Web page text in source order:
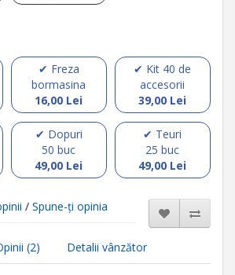
✔ Freza
bormasina
16,00 Lei
✔ Kit 40 de
accesorii
39,00 Lei
✔ Dopuri
50 buc
49,00 Lei
✔ Teuri
25 buc
49,00 Lei
/ Spune-ţi opinia
(2) Detalii vânzător